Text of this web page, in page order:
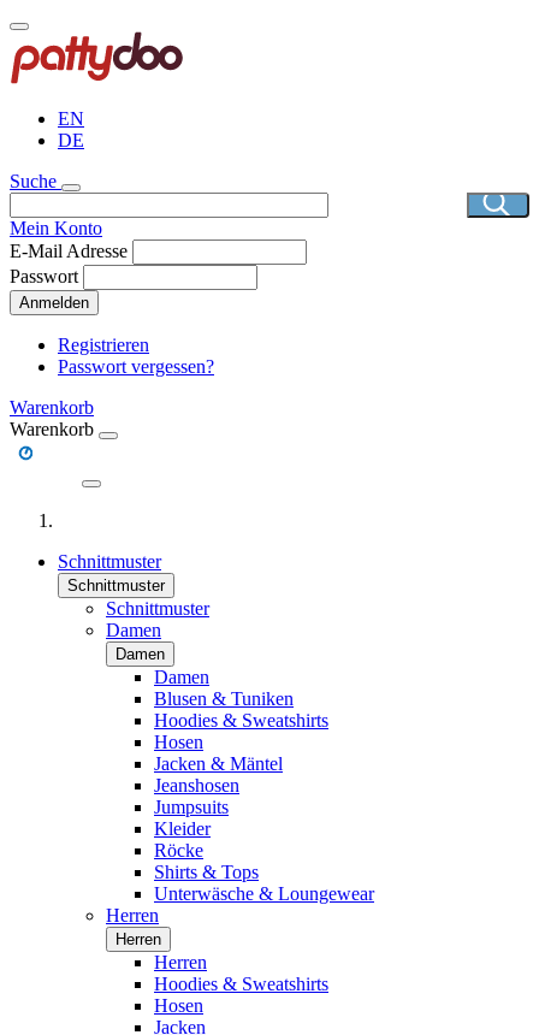
Direkt
zum
Inhalt
EN
DE
Suche
Mein Konto
E-Mail Adresse
Passwort
Anmelden
Registrieren
Passwort vergessen?
Warenkorb
Warenkorb
Schnittmuster
Schnittmuster
Schnittmuster
Damen
Damen
Damen
Blusen & Tuniken
Hoodies & Sweatshirts
Hosen
Jacken & Mäntel
Jeanshosen
Jumpsuits
Kleider
Röcke
Shirts & Tops
Unterwäsche & Loungewear
Herren
Herren
Herren
Hoodies & Sweatshirts
Hosen
Jacken